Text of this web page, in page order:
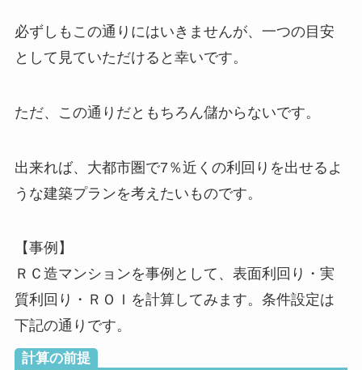
必ずしもこの通りにはいきませんが、一つの目安
として見ていただけると幸いです。
ただ、この通りだともちろん儲からないです。
出来れば、大都市圏で7％近くの利回りを出せるよ
うな建築プランを考えたいものです。
【事例】
ＲＣ造マンションを事例として、表面利回り・実
質利回り・ＲＯＩを計算してみます。条件設定は
下記の通りです。
計算の前提